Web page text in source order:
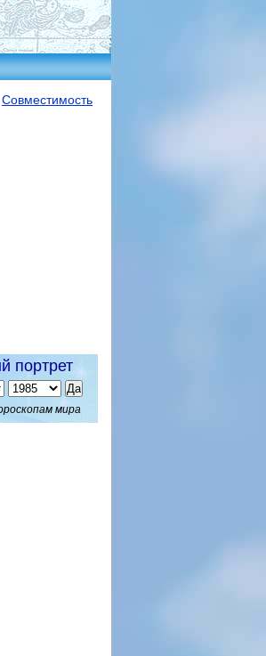
Совместимость
портрет
мира